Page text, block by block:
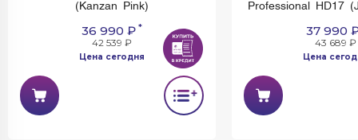
(Kanzan Pink)
36 990 ₽ *
42 539 ₽
Цена сегодня
Professional HD17
37 990
43 689 ₽
Цена